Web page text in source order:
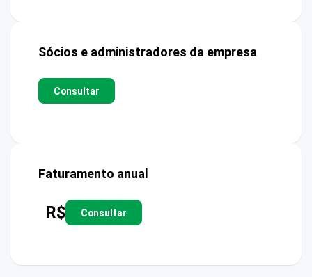
Sócios e administradores da empresa
Consultar
Faturamento anual
R$ Consultar